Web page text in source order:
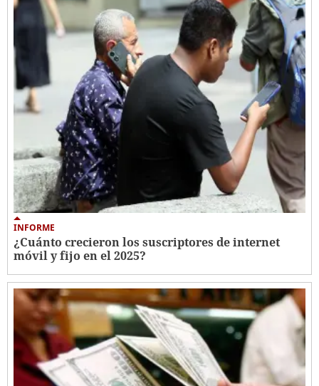
INFORME
¿Cuánto crecieron los suscriptores de internet
móvil y fijo en el 2025?